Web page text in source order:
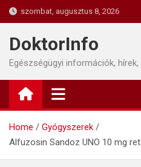
Skip
to
content
szombat, augusztus 8, 2026
DoktorInfo
Egészségügyi információk,
Home
Gyógyszerek
Alfuzosin Sandoz UNO 10 mg